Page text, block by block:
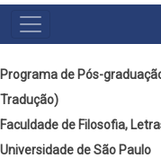
MAIN
NAVIGATION
Programa de Pós-
Tradução)
Faculdade de Filosofia,
Universidade de São Paulo